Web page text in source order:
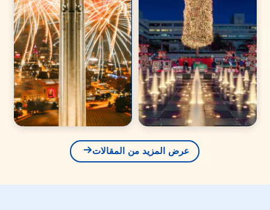
عرض المزيد من المقالات